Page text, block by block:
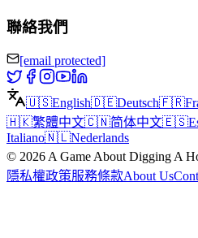
聯絡我們
[email protected]
🇺🇸English🇩🇪Deutsch🇫🇷
🇭🇰繁體中文🇨🇳简体中文🇪🇸
Italiano🇳🇱Nederlands
© 2026 A Game About Digging A
隱私權政策服務條款About Us